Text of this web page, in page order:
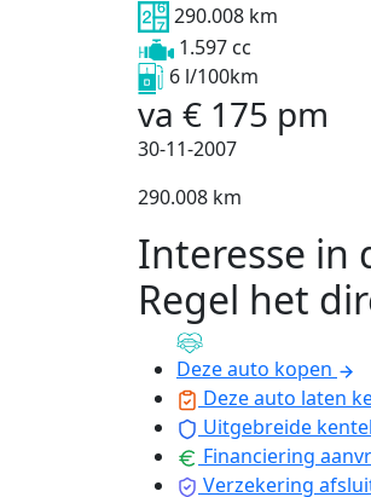
290.008 km
1.597 cc
6 l/100km
va € 175 pm
30-11-2007
290.008 km
Interesse in
Regel het
Deze auto kopen
Deze auto laten
Uitgebreide
Financiering
Verzekering